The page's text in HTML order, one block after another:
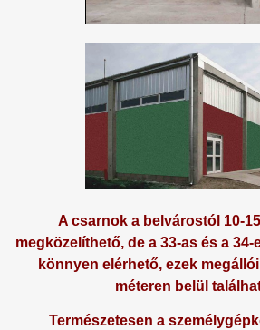
A csarnok a belvárostól 10-
megközelíthető, de a 33-as és a
könnyen elérhető, ezek
méteren belül
Természetesen a